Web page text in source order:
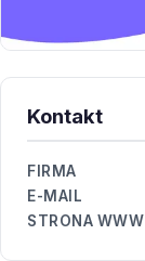
Kontakt
FIRMA
E-MAIL
STRONA WWW